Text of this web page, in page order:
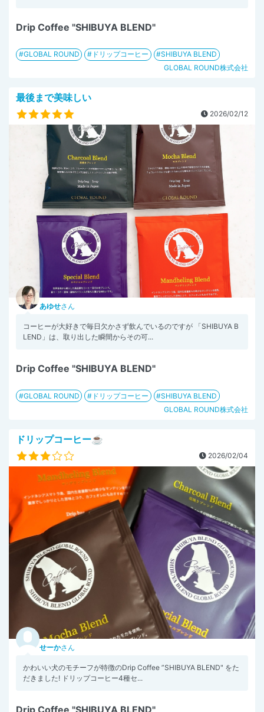
Drip Coffee "SHIBUYA BLEND"
GLOBAL ROUND ドリップコーヒー
SHIBUYA BLEND
GLOBAL ROUND株式会社
最後まで美味しい
2026/02/12
あゆせさん
コーヒーが大好きで毎日欠かさず飲んでいるのですが 「SHIBUYA B
LEND」は、取り出した瞬間からその可...
Drip Coffee "SHIBUYA BLEND"
GLOBAL ROUND ドリップコーヒー
SHIBUYA BLEND
GLOBAL ROUND株式会社
ドリップコーヒー☕︎
2026/02/04
せーかさん
かわいい犬のモチーフが特徴のDrip Coffee ”SHIBUYA BLEND" をた
だきました! ドリップコーヒー4種セ...